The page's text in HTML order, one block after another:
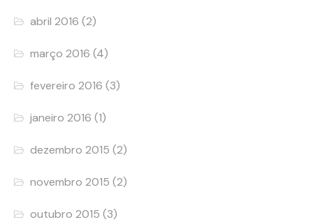
abril 2016 (2)
março 2016 (4)
fevereiro 2016 (3)
janeiro 2016 (1)
dezembro 2015 (2)
novembro 2015 (2)
outubro 2015 (3)